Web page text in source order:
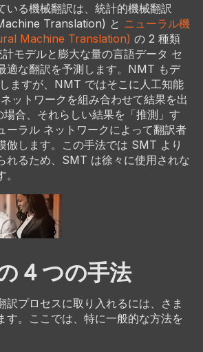
いる機械翻訳は、統計的機械翻訳
Translation) と ニューラル機
Machine Translation) の 2 種類
モデルと膨大な量の言語データ セ
適な翻訳を予測します。NMT もデ
ますが、NMT ではそこに人工知能
ットワークを組み合わせて結果を出
合、それらしい結果を「推測」す
ーラル ネットワークによって翻訳者
倣します。この手法では SMT より
れるため、SMT は徐々に使用されな
。
4 つの手法
訳プロセスに取り入れるには、さま
す。ここでは、特に一般的な方法を